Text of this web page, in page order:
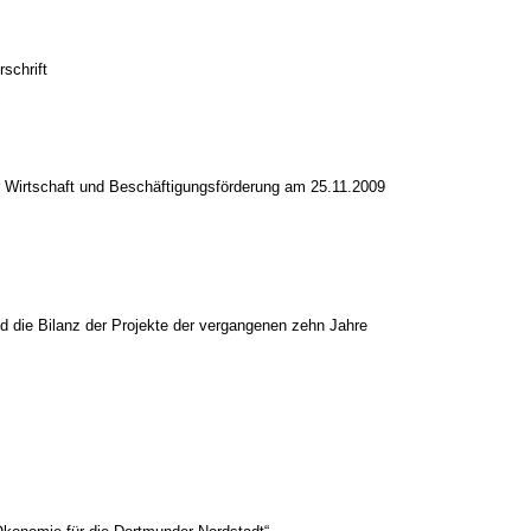
und Beschäftigungsförderung am 25.11.2009
Bilanz der Projekte der vergangenen zehn Jahre